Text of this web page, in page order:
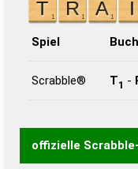
Spiel
Scrabble® T1 -
offizielle